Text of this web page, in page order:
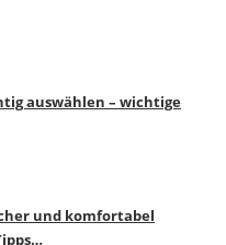
auswählen – wichtige
und komfortabel